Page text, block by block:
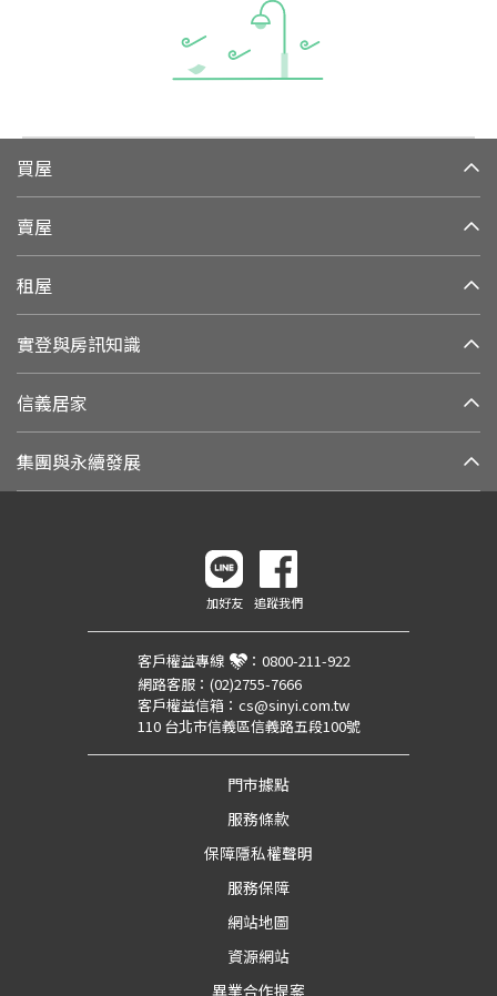
買屋
賣屋
租屋
實登與房訊知識
信義居家
集團與永續發展
加好友 追蹤我們
客戶權益專線 ： 0800-211-922
網路客服： (02)2755-7666
客戶權益信箱： cs@sinyi.com.tw
110 台北市信義區信義路五段100號
門市據點
服務條款
保障隱私權聲明
服務保障
網站地圖
資源網站
異業合作提案